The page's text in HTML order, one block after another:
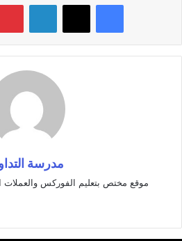
فيسبوك ‫X لينكدإن
مدرسة
موقع مختص بتعليم الفوركس والعملات